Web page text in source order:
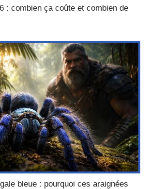
: combien ça coûte et combien de
bleue : pourquoi ces araignées